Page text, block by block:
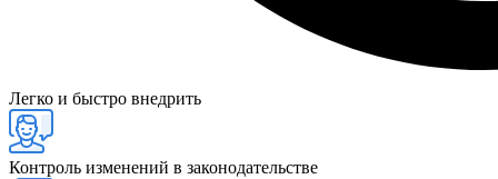
Легко и быстро внедрить
Контроль изменений в законодательстве